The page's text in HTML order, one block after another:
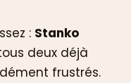
: Stanko
deux déjà
frustrés.